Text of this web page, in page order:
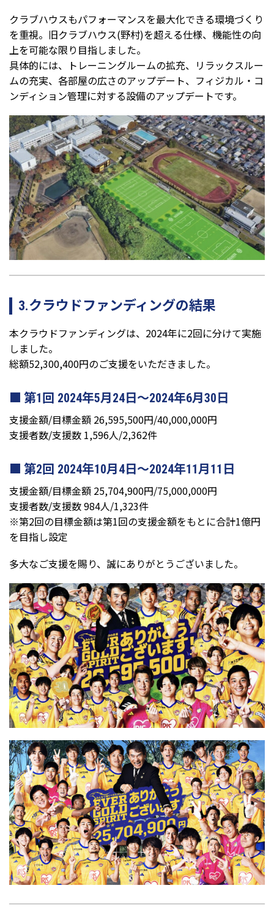
クラブハウスもパフォーマンスを最大化できる環境づくり
を重視。旧クラブハウス(野村)を超える仕様、機能性の向
上を可能な限り目指しました。
具体的には、トレーニングルームの拡充、リラックスルー
ムの充実、各部屋の広さのアップデート、フィジカル・コ
ンディション管理に対する設備のアップデートです。
3.クラウドファンディングの結果
本クラウドファンディングは、2024年に2回に分けて実施
しました。
総額52,300,400円のご支援をいただきました。
第1回 2024年5月24日〜2024年6月30日
支援金額/目標金額 26,595,500円/40,000,000円
支援者数/支援数 1,596人/2,362件
第2回 2024年10月4日〜2024年11月11日
支援金額/目標金額 25,704,900円/75,000,000円
支援者数/支援数 984人/1,323件
※第2回の目標金額は第1回の支援金額をもとに合計1億円
を目指し設定
多大なご支援を賜り、誠にありがとうございました。